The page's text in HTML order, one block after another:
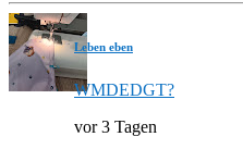
Leben eben
WMDEDGT?
vor 3 Tagen